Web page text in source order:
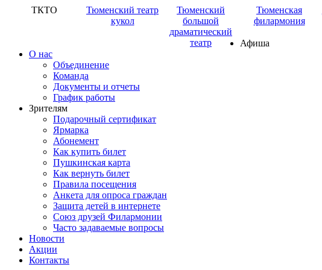
ТКТО
Тюменский театр
кукол
Тюменский
большой
драматический
театр
Тюменская
филармония
Афиша
О нас
Объединение
Команда
Документы и отчеты
График работы
Зрителям
Подарочный сертификат
Ярмарка
Абонемент
Как купить билет
Пушкинская карта
Как вернуть билет
Правила посещения
Анкета для опроса граждан
Защита детей в интернете
Союз друзей Филармонии
Часто задаваемые вопросы
Новости
Акции
Контакты